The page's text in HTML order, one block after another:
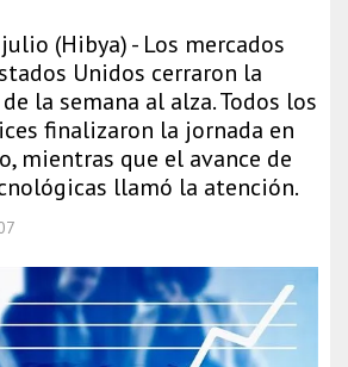
(Hibya) - Los mercados
Unidos cerraron la
la semana al alza. Todos los
finalizaron la jornada en
mientras que el avance de
llamó la atención.